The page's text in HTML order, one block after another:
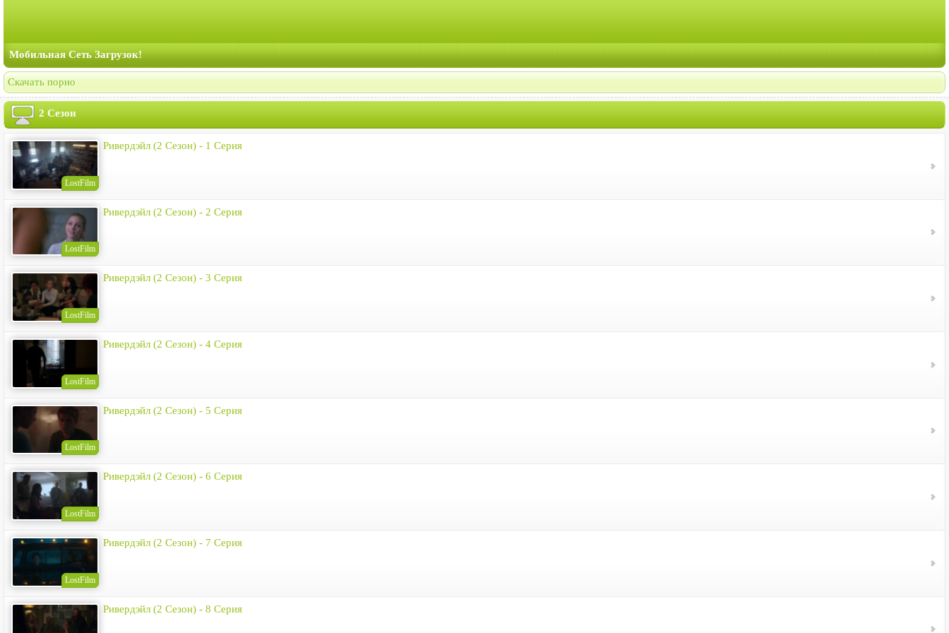
Мобильная Сеть Загрузок!
Скачать порно
2 Сезон
LostFilm
Ривердэйл (2 Сезон) - 1 Серия
LostFilm
Ривердэйл (2 Сезон) - 2 Серия
LostFilm
Ривердэйл (2 Сезон) - 3 Серия
LostFilm
Ривердэйл (2 Сезон) - 4 Серия
LostFilm
Ривердэйл (2 Сезон) - 5 Серия
LostFilm
Ривердэйл (2 Сезон) - 6 Серия
LostFilm
Ривердэйл (2 Сезон) - 7 Серия
Ривердэйл (2 Сезон) - 8 Серия